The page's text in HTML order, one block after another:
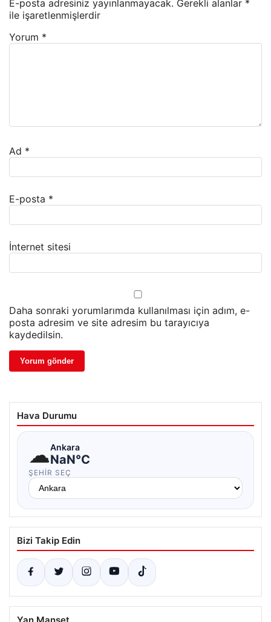
E-posta adresiniz yayınlanmayacak. Gerekli alanlar *
ile işaretlenmişlerdir
Yorum *
Ad *
E-posta *
İnternet sitesi
Daha sonraki yorumlarımda kullanılması için adım, e-
posta adresim ve site adresim bu tarayıcıya
kaydedilsin.
Hava Durumu
☁Ankara
NaN°C
ŞEHIR SEÇ
Bizi Takip Edin